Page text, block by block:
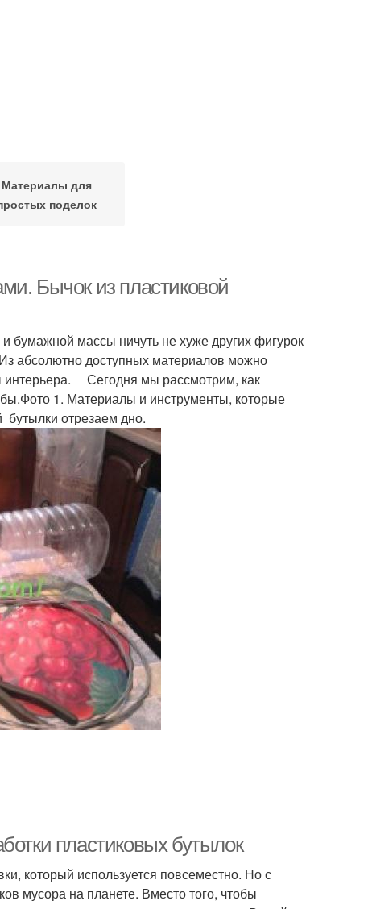
Материалы для
поделок
Бычок из пластиковой
бумажной массы ничуть не хуже других фигурок
абсолютно доступных материалов можно
интерьера. Сегодня мы рассмотрим, как
1. Материалы и инструменты, которые
бутылки отрезаем дно.
пластиковых бутылок
который используется повсеместно. Но с
мусора на планете. Вместо того, чтобы